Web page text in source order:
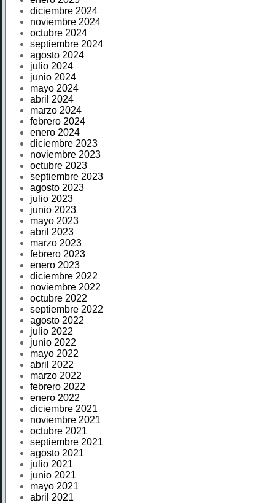
diciembre 2024
noviembre 2024
octubre 2024
septiembre 2024
agosto 2024
julio 2024
junio 2024
mayo 2024
abril 2024
marzo 2024
febrero 2024
enero 2024
diciembre 2023
noviembre 2023
octubre 2023
septiembre 2023
agosto 2023
julio 2023
junio 2023
mayo 2023
abril 2023
marzo 2023
febrero 2023
enero 2023
diciembre 2022
noviembre 2022
octubre 2022
septiembre 2022
agosto 2022
julio 2022
junio 2022
mayo 2022
abril 2022
marzo 2022
febrero 2022
enero 2022
diciembre 2021
noviembre 2021
octubre 2021
septiembre 2021
agosto 2021
julio 2021
junio 2021
mayo 2021
abril 2021